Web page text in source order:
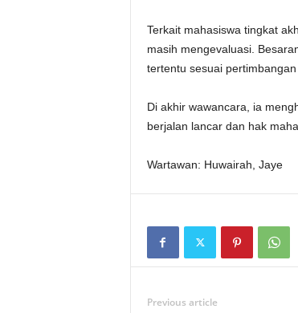
Terkait mahasiswa tingkat
masih mengevaluasi.
tertentu sesuai pertimbangan
Di akhir wawancara, ia
berjalan lancar dan hak
Wartawan: Huwairah, Jaye
Previous article